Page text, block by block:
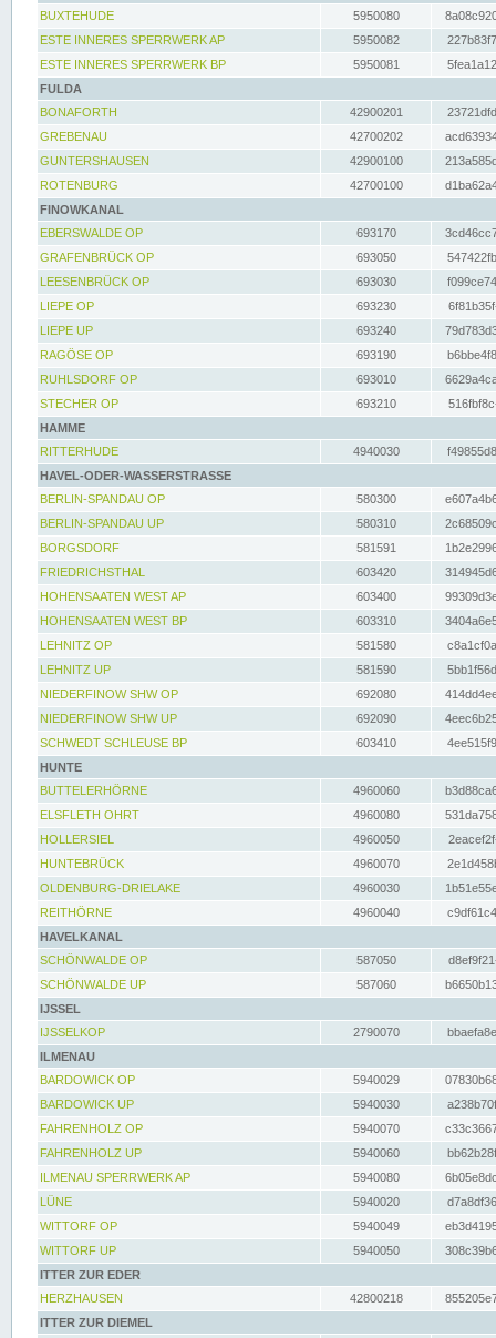
BUXTEHUDE
5950080
ESTE INNERES SPERRWERK AP
5950082
ESTE INNERES SPERRWERK BP
5950081
FULDA
BONAFORTH
42900201
GREBENAU
42700202
GUNTERSHAUSEN
42900100
ROTENBURG
42700100
FINOWKANAL
EBERSWALDE OP
693170
GRAFENBRÜCK OP
693050
LEESENBRÜCK OP
693030
LIEPE OP
693230
LIEPE UP
693240
RAGÖSE OP
693190
RUHLSDORF OP
693010
STECHER OP
693210
HAMME
RITTERHUDE
4940030
HAVEL-ODER-WASSERSTRASSE
BERLIN-SPANDAU OP
580300
BERLIN-SPANDAU UP
580310
BORGSDORF
581591
FRIEDRICHSTHAL
603420
HOHENSAATEN WEST AP
603400
HOHENSAATEN WEST BP
603310
LEHNITZ OP
581580
LEHNITZ UP
581590
NIEDERFINOW SHW OP
692080
NIEDERFINOW SHW UP
692090
SCHWEDT SCHLEUSE BP
603410
HUNTE
BUTTELERHÖRNE
4960060
ELSFLETH OHRT
4960080
HOLLERSIEL
4960050
HUNTEBRÜCK
4960070
OLDENBURG-DRIELAKE
4960030
REITHÖRNE
4960040
HAVELKANAL
SCHÖNWALDE OP
587050
SCHÖNWALDE UP
587060
IJSSEL
IJSSELKOP
2790070
ILMENAU
BARDOWICK OP
5940029
BARDOWICK UP
5940030
FAHRENHOLZ OP
5940070
FAHRENHOLZ UP
5940060
ILMENAU SPERRWERK AP
5940080
LÜNE
5940020
WITTORF OP
5940049
WITTORF UP
5940050
ITTER ZUR EDER
HERZHAUSEN
42800218
ITTER ZUR DIEMEL